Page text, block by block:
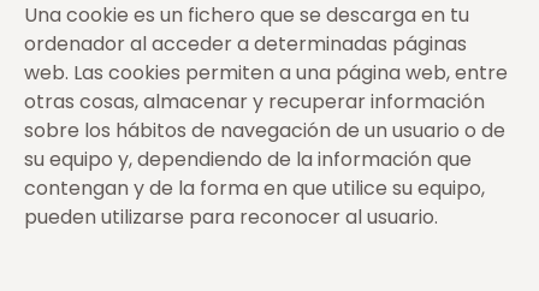
Una cookie es un fichero que se descarga en tu
ordenador al acceder a determinadas páginas
web. Las cookies permiten a una página web, entre
otras cosas, almacenar y recuperar información
sobre los hábitos de navegación de un usuario o de
su equipo y, dependiendo de la información que
contengan y de la forma en que utilice su equipo,
pueden utilizarse para reconocer al usuario.